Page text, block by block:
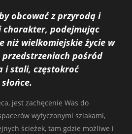
obcować z przyrodą i
charakter, podejmując
niż wielkomiejskie życie w
pośród
i stali, częstokroć
jest zachęcenie Was do
wytyczonymi szlakami,
ścieżek, tam gdzie możliwe i